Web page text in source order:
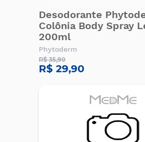
Desodorante
Colônia Body Spray
200ml
Phytoderm
R$ 35,90
R$ 29,90